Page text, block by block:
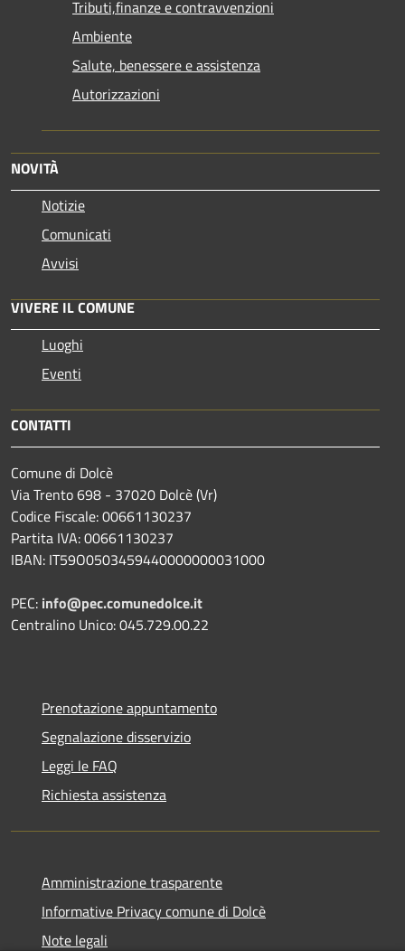
Tributi,finanze e contravvenzioni
Ambiente
Salute, benessere e assistenza
Autorizzazioni
NOVITÀ
Notizie
Comunicati
Avvisi
VIVERE IL COMUNE
Luoghi
Eventi
CONTATTI
Comune di Dolcè
Via Trento 698 - 37020 Dolcè (Vr)
Codice Fiscale: 00661130237
Partita IVA: 00661130237
IBAN: IT59O0503459440000000031000
PEC: info@pec.comunedolce.it
Centralino Unico: 045.729.00.22
Prenotazione appuntamento
Segnalazione disservizio
Leggi le FAQ
Richiesta assistenza
Amministrazione trasparente
Informative Privacy comune di Dolcè
Note legali